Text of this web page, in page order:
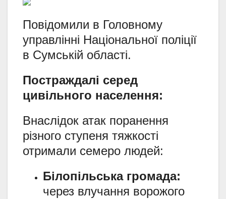
Повідомили в Головному
управлінні Національної поліції
в Сумській області.
Постраждалі серед
цивільного населення:
Внаслідок атак поранення
різного ступеня тяжкості
отримали семеро людей:
Білопільська громада:
через влучання ворожого